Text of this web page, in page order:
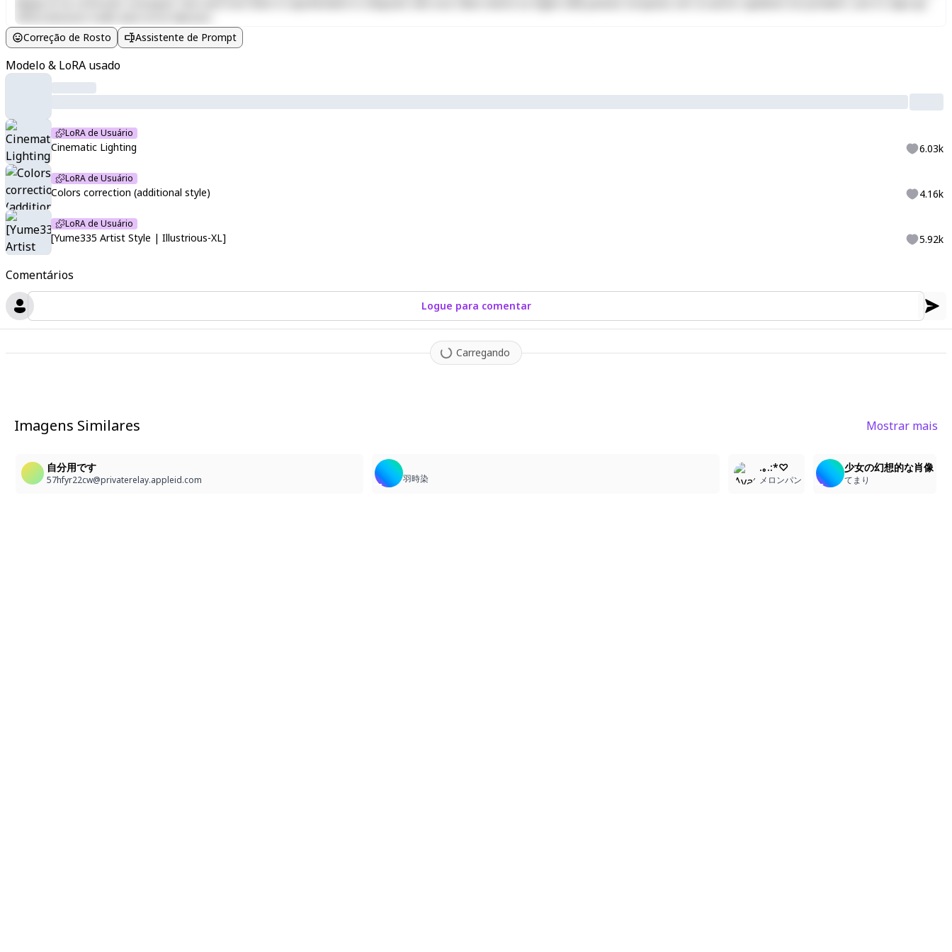
Comentários
Logue para comentar
Carregando
Correção de Rosto Assistente de Prompt
Modelo & LoRA usado
LoRA de Usuário
Cinematic Lighting 6.03k
LoRA de Usuário
Colors correction (additional style) 4.16k
LoRA de Usuário
[Yume335 Artist Style | Illustrious-XL] 5.92k
Imagens Similares Mostrar mais
自分用です
57hfyr22cw@privaterelay.appleid.com 羽時染
.｡.:*♡
メロンパン
少女の幻想的な肖像
てまり